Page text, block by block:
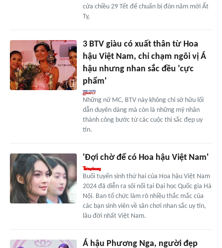
cửa chiều 29 Tết để chuẩn bị đón năm mới Ất
Tỵ.
3 BTV giàu có xuất thân từ Hoa
hậu Việt Nam, chỉ chạm ngôi vị Á
hậu nhưng nhan sắc đều 'cực
phẩm'
Những nữ MC, BTV này không chỉ sở hữu lối
dẫn duyên dáng mà còn là những mỹ nhân
thành công bước từ các cuộc thi sắc đẹp uy
tín.
'Đợi chờ để có Hoa hậu Việt Nam'
Buổi tuyển sinh thứ hai của Hoa hậu Việt Nam
2024 đã diễn ra sôi nổi tại Đại học Quốc gia Hà
Nội. Ban tổ chức làm rõ nhiều thắc mắc của
các bạn sinh viên về sân chơi nhan sắc uy tín,
lâu đời nhất Việt Nam.
Á hậu Phương Nga, người đẹp